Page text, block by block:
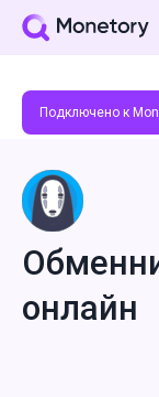
Подключено к
онлайн